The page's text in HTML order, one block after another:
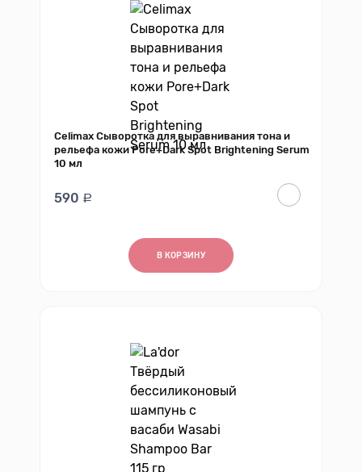
Celimax Сыворотка для выравнивания тона и
рельефа кожи Pore+Dark Spot Brightening Serum
10 мл
590
В КОРЗИНУ